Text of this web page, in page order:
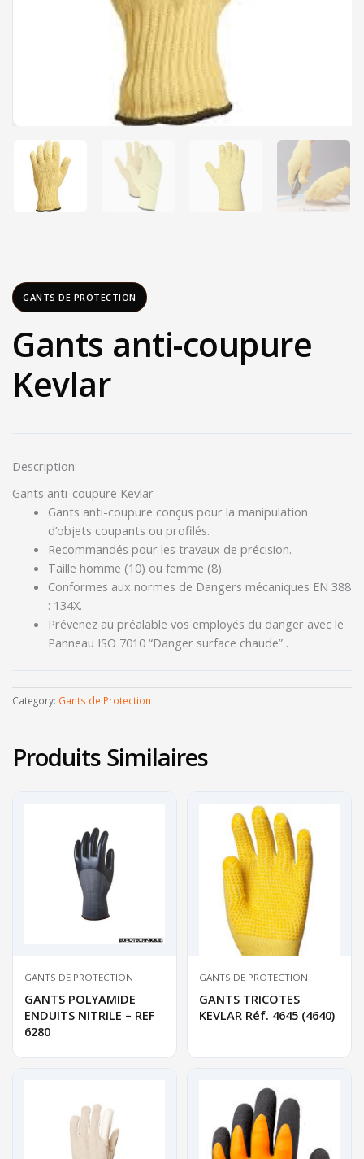
GANTS DE PROTECTION
Gants anti-coupure
Kevlar
Description:
Gants anti-coupure Kevlar
Gants anti-coupure conçus pour la manipulation
d’objets coupants ou profilés.
Recommandés pour les travaux de précision.
Taille homme (10) ou femme (8).
Conformes aux normes de Dangers mécaniques EN 388
: 134X.
Prévenez au préalable vos employés du danger avec le
Panneau ISO 7010 “Danger surface chaude” .
Category: Gants de Protection
Produits Similaires
GANTS DE PROTECTION
GANTS POLYAMIDE
ENDUITS NITRILE – REF
6280
GANTS DE PROTECTION
GANTS TRICOTES
KEVLAR Réf. 4645 (4640)